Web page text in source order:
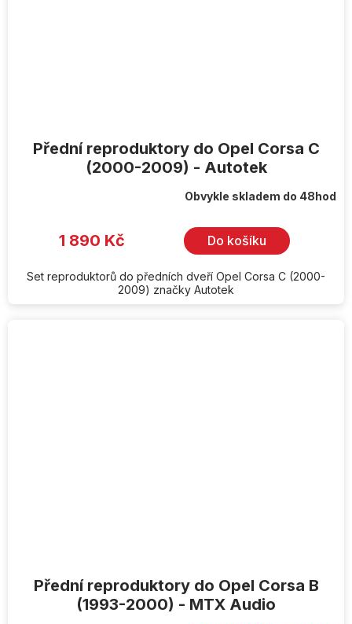
Přední reproduktory do Opel Corsa C
(2000-2009) - Autotek
Obvykle skladem do 48hod
1 890 Kč Do košíku
Set reproduktorů do předních dveří Opel Corsa C (2000-
2009) značky Autotek
Přední reproduktory do Opel Corsa B
(1993-2000) - MTX Audio